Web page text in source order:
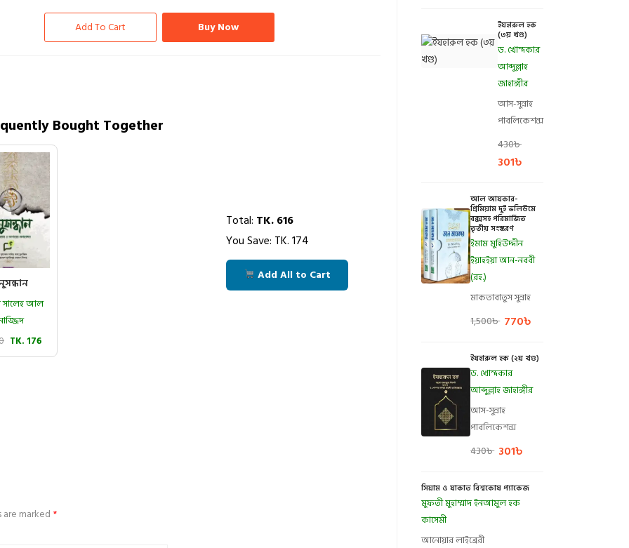
ইযহারুল হক
(৩য় খণ্ড)
ড. খোন্দকার
আব্দুল্লাহ
জাহাঙ্গীর
আস-সুন্নাহ
পাবলিকেশন্স
430৳
301৳
আল আযকার-
প্রিমিয়াম দুই ভলিউমে
বক্সসহ পরিমার্জিত
তৃতীয় সংস্করণ
ইমাম মুহিউদ্দীন
ইয়াহইয়া আন-নববী
(রহ.)
মাকতাবাতুস সুন্নাহ
1,500৳ 770৳
ইযহারুল হক (২য় খণ্ড)
ড. খোন্দকার
আব্দুল্লাহ জাহাঙ্গীর
আস-সুন্নাহ
পাবলিকেশন্স
430৳ 301৳
সিয়াম ও যাকাত বিশ্বকোষ প্যাকেজ
মুফতী মুহাম্মাদ ইনআমুল হক
কাসেমী
আনোয়ার লাইব্রেরী
Add To Cart Buy Now
Bought Together
সালেহ আল
TK. 176
Total: TK.616
You Save: TK.174
Add All to Cart
marked *